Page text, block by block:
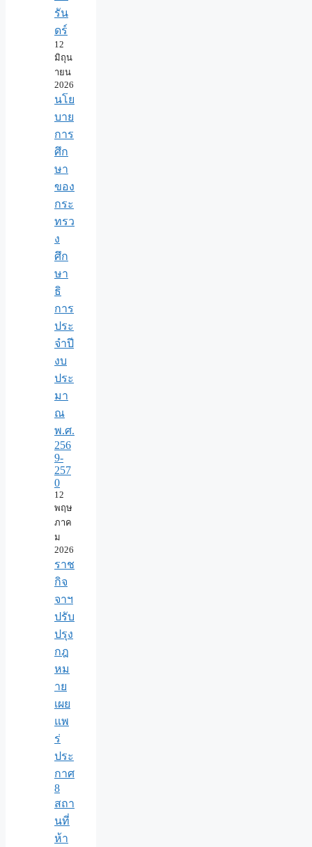
รัน
ดร์
12
มิถุน
ายน
2026
นโย
บาย
การ
ศึก
ษา
ของ
กระ
ทรว
ง
ศึก
ษา
ธิ
การ
ประ
จำปี
งบ
ประ
มา
ณ
พ.ศ.
256
9-
257
0
12
พฤษ
ภาค
ม
2026
ราช
กิจ
จาฯ
ปรับ
ปรุง
กฎ
หม
าย
เผย
แพ
ร่
ประ
กาศ
8
สถา
นที่
ห้า